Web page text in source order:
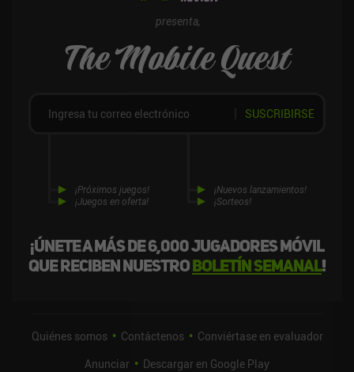
presenta,
The Mobile Quest
¡Únete a más de 6,000 jugadores móvil
que reciben nuestroboletín semanal!
¡Próximos juegos!
¡Juegos en oferta!
¡Nuevos lanzamientos!
¡Sorteos!
SUSCRIBIRSE
Quiénes somos Contáctenos
Conviértase en evaluador
Anunciar
Descargar en Google Play